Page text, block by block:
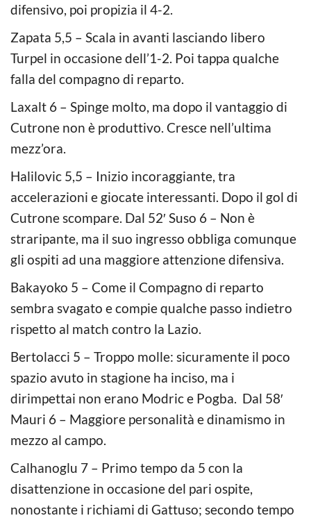
difensivo, poi propizia il 4-2.
Zapata 5,5 – Scala in avanti lasciando libero
Turpel in occasione dell’1-2. Poi tappa qualche
falla del compagno di reparto.
Laxalt 6 – Spinge molto, ma dopo il vantaggio di
Cutrone non è produttivo. Cresce nell’ultima
mezz’ora.
Halilovic 5,5 – Inizio incoraggiante, tra
accelerazioni e giocate interessanti. Dopo il gol di
Cutrone scompare. Dal 52′ Suso 6 – Non è
straripante, ma il suo ingresso obbliga comunque
gli ospiti ad una maggiore attenzione difensiva.
Bakayoko 5 – Come il Compagno di reparto
sembra svagato e compie qualche passo indietro
rispetto al match contro la Lazio.
Bertolacci 5 – Troppo molle: sicuramente il poco
spazio avuto in stagione ha inciso, ma i
dirimpettai non erano Modric e Pogba. Dal 58′
Mauri 6 – Maggiore personalità e dinamismo in
mezzo al campo.
Calhanoglu 7 – Primo tempo da 5 con la
disattenzione in occasione del pari ospite,
nonostante i richiami di Gattuso; secondo tempo